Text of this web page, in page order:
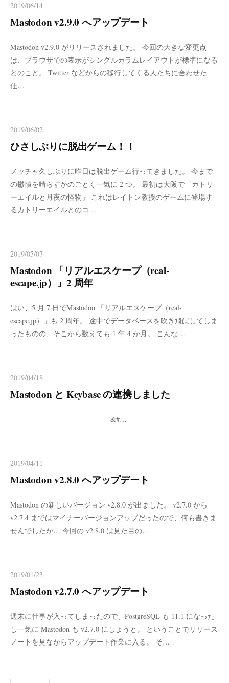
2019/06/14
Mastodon v2.9.0 へアップデート
Mastodon v2.9.0 がリリースされました。 今回の大きな変更点
は、ブラウザでの表示がシングルカラムレイアウトが標準になる
とのこと。 Twitter などからの移行してくる人たちに合わせた
仕…
2019/06/02
ひさしぶりに脱出ゲーム！！
メッチャ久しぶりに昨日は脱出ゲーム行ってきました。 今まで
の鬱憤を晴らすかのごとく一気に 2 つ。 最初は大阪で「カトリ
ーエイルと月夜の怪物」 これはレイトン教授のゲームに登場す
るカトリーエイルとのコ…
2019/05/07
Mastodon 「リアルエスケープ（real-
escape.jp）」2 周年
はい、5 月 7 日でMastodon 「リアルエスケープ（real-
escape.jp）」も 2 周年。 途中でデータベースを吹き飛ばしてしま
ったものの、そこから数えても 1 年 4 か月。 こんな…
2019/04/18
Mastodon と Keybase の連携しました
——————————————&#…
2019/04/11
Mastodon v2.8.0 へアップデート
Mastodon の新しいバージョン v2.8.0 が出ました。 v2.7.0 から
v2.7.4 まではマイナーバージョンアップだったので、何も書きま
せんでしたが… 今回の v2.8.0 は見た目の…
2019/01/23
Mastodon v2.7.0 へアップデート
週末に仕事が入ってしまったので、PostgreSQL も 11.1 になった
し一気に Mastodon も v2.7.0 にしようと。 ということでリリース
ノートを見ながらアップデート作業に入る。 そ…